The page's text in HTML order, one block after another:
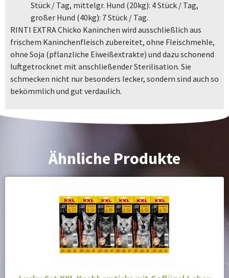
Stück / Tag, mittelgr. Hund (20kg): 4 Stück / Tag,
großer Hund (40kg): 7 Stück / Tag.
RINTI EXTRA Chicko Kaninchen wird ausschließlich aus
frischem Kaninchenfleisch zubereitet, ohne Fleischmehle,
ohne Soja (pflanzliche Eiweißextrakte) und dazu schonend
luftgetrocknet mit anschließender Sterilisation. Sie
schmecken nicht nur besonders lecker, sondern sind auch so
bekömmlich und gut verdaulich.
Ähnliche Produkte